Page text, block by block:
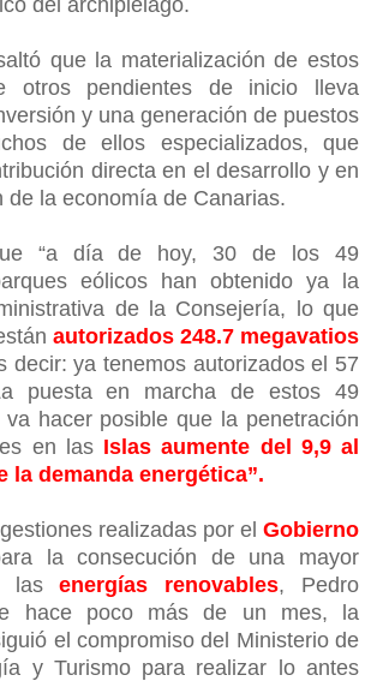
que la materialización de estos
otros pendientes de inicio lleva
y una generación de puestos
de ellos especializados, que
directa en el desarrollo y en
de la economía de Canarias.
“a día de hoy, 30 de los 49
eólicos han obtenido ya la
de la Consejería, lo que
autorizados 248.7 megavatios
decir: ya tenemos autorizados el 57
puesta en marcha de estos 49
va hacer posible que la penetración
en las Islas aumente del 9,9 al
la demanda energética”.
realizadas por el Gobierno
la consecución de una mayor
lasenergías renovables, Pedro
hace poco más de un mes, la
el compromiso del Ministerio de
y Turismo para realizar lo antes